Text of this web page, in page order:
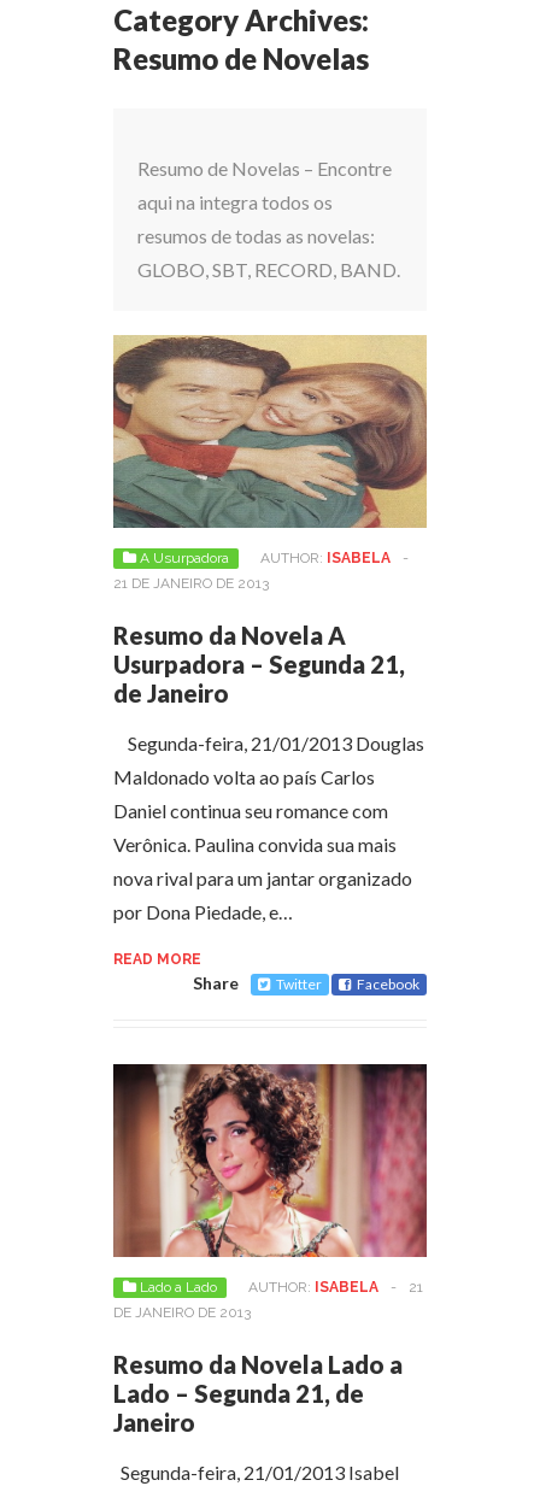
Category Archives:
Resumo de Novelas
Resumo de Novelas – Encontre
aqui na integra todos os
resumos de todas as novelas:
GLOBO, SBT, RECORD, BAND.
A Usurpadora AUTHOR: ISABELA
-
21 DE JANEIRO DE 2013
Resumo da Novela A
Usurpadora – Segunda 21,
de Janeiro
Segunda-feira, 21/01/2013 Douglas
Maldonado volta ao país Carlos
Daniel continua seu romance com
Verônica. Paulina convida sua mais
nova rival para um jantar organizado
por Dona Piedade, e…
READ MORE
Share Twitter Facebook
Lado a Lado AUTHOR: ISABELA -
21
DE JANEIRO DE 2013
Resumo da Novela Lado a
Lado – Segunda 21, de
Janeiro
Segunda-feira, 21/01/2013 Isabel